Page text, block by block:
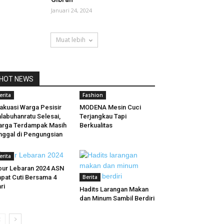
Januari 24, 2024
Muat lebih
HOT NEWS
Warga Pesisir
Selesai,
Terdampak Masih
di Pengungsian
Fashion
MODENA Mesin Cuci
Terjangkau Tapi
Berkualitas
Lebaran 2024 ASN
Cuti Bersama 4
Berita
Hadits Larangan Makan
dan Minum Sambil Berdiri